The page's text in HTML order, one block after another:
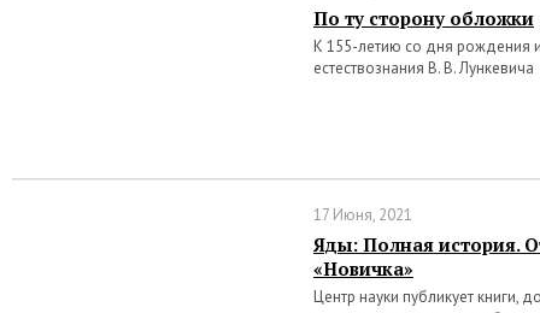
По ту сторону обложки
К 155-летию со дня рождения
естествознания В. В. Лункевича
17 Июня, 2021
Яды: Полная история.
«Новичка»
Центр науки публикует книги,